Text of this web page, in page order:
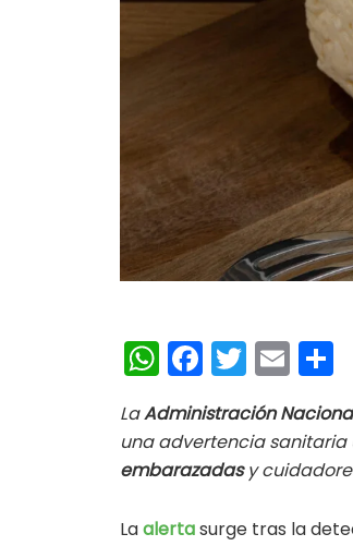
W
at
s
p
Fa
b
oo
T
tt
er
E
ai
l
p
LaAdministración
una advertencia
embarazadasy
Laalertasurge tras la